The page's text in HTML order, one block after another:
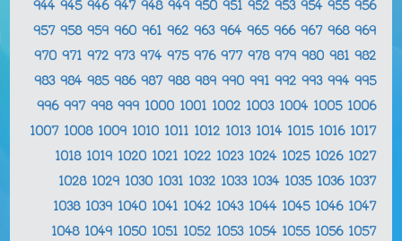
944 945 946 947 948 949 950 951 952 953 954 955 956
957 958 959 960 961 962 963 964 965 966 967 968 969
970 971 972 973 974 975 976 977 978 979 980 981 982
983 984 985 986 987 988 989 990 991 992 993 994 995
996 997 998 999 1000 1001 1002 1003 1004 1005 1006
1007 1008 1009 1010 1011 1012 1013 1014 1015 1016 1017
1018 1019 1020 1021 1022 1023 1024 1025 1026 1027
1028 1029 1030 1031 1032 1033 1034 1035 1036 1037
1038 1039 1040 1041 1042 1043 1044 1045 1046 1047
1048 1049 1050 1051 1052 1053 1054 1055 1056 1057